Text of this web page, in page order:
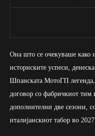
Она што се очекуваше како
историските успеси,
Шпанската МотоГП
договор со фабричкиот
дополнителни две сезони,
италијанскиот табор во